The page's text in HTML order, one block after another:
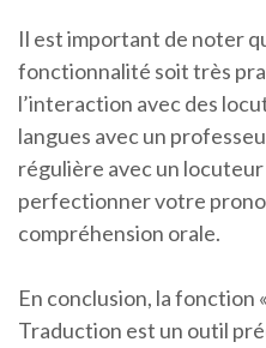
Il est important de noter
fonctionnalité soit très
l’interaction avec des
langues avec un
régulière avec un
perfectionner votre
compréhension orale.
En conclusion, la fonction
Traduction est un outil